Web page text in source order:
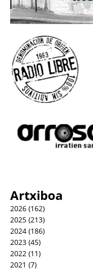
Artxiboa
2026 (162)
2025 (213)
2024 (186)
2023 (45)
2022 (11)
2021 (7)